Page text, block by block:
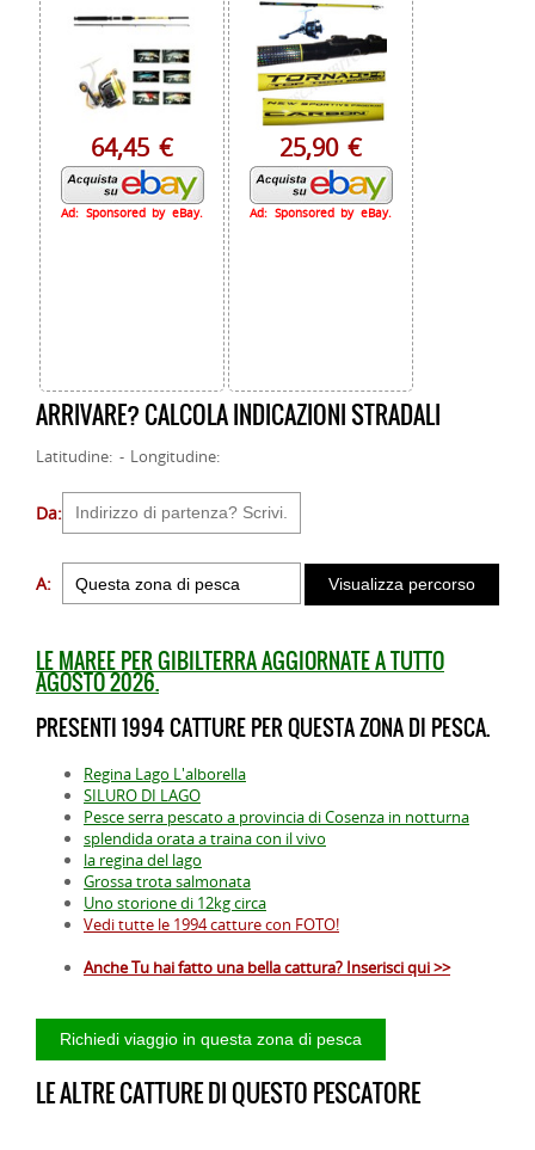
64,45 €
Ad: Sponsored by eBay.
25,90 €
Ad: Sponsored by eBay.
ARRIVARE? CALCOLA INDICAZIONI STRADALI
Latitudine: - Longitudine:
Da:
A:
LE MAREE PER GIBILTERRA AGGIORNATE A TUTTO
AGOSTO 2026.
PRESENTI 1994 CATTURE PER QUESTA ZONA DI PESCA.
Regina Lago L'alborella
SILURO DI LAGO
Pesce serra pescato a provincia di Cosenza in notturna
splendida orata a traina con il vivo
la regina del lago
Grossa trota salmonata
Uno storione di 12kg circa
Vedi tutte le 1994 catture con FOTO!
Anche Tu hai fatto una bella cattura? Inserisci qui >>
LE ALTRE CATTURE DI QUESTO PESCATORE